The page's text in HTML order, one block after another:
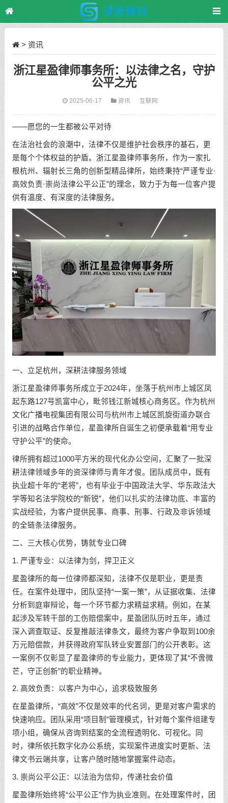
> 资讯
浙江星盈律师事务所：以法律之名，守护
公平之光
2025-06-17 资讯 互联网
——愿您的一生都被公平对待
在法治社会的浪潮中，法律不仅是维护社会秩序的基石，更
是每个个体权益的护盾。浙江星盈律师事务所，作为一家扎
根杭州、辐射长三角的创新型精品律所，始终秉持“严谨专业·
高效负责·崇尚法律公平公正”的理念，致力于为每一位客户提
供有温度、有深度的法律服务。
一、立足杭州，深耕法律服务领域
浙江星盈律师事务所成立于2024年，坐落于杭州市上城区凤
起东路127号凯富中心，毗邻钱江新城核心商务区。作为杭州
文化广播电视集团有限公司与杭州市上城区凯旋街道办联合
引进的战略合作单位，星盈律所自诞生之初便承载着“用专业
守护公平”的使命。
律所拥有超过1000平方米的现代化办公空间，汇聚了一批深
耕法律领域多年的资深律师与青年才俊。团队成员中，既有
执业超十年的“老将”，也有毕业于中国政法大学、华东政法大
学等知名法学院校的“新锐”，他们以扎实的法律功底、丰富的
实战经验，为客户提供民事、商事、刑事、行政及非诉领域
的全链条法律服务。
二、三大核心优势，铸就专业口碑
1. 严谨专业：以法律为剑，捍卫正义
星盈律所的每一位律师都深知，法律不仅是职业，更是责
任。在案件处理中，团队坚持“一案一策”，从证据收集、法律
分析到庭审辩论，每一个环节都力求精益求精。例如，在某
起涉及军转干部的工伤赔偿案中，星盈团队历时五年，通过
深入调查取证、反复推敲法律条文，最终为客户争取到100余
万元赔偿款，并获得政府军队转业安置部门的公开表彰。这
一案例不仅彰显了星盈律师的专业能力，更体现了其“不啻微
芒，守正创新”的职业精神。
2. 高效负责：以客户为中心，追求极致服务
在星盈律所，“高效”不仅是效率的代名词，更是对客户需求的
快速响应。团队采用“项目制”管理模式，针对每个案件组建专
项小组，确保从咨询到结案的全流程透明化、可视化。同
时，律所依托数字化办公系统，实现案件进度实时更新、法
律文书云端共享，让客户随时随地掌握案件动态。
3. 崇尚公平公正：以法治为信仰，传递社会价值
星盈律所始终将“公平公正”作为执业准则。在处理案件时，团